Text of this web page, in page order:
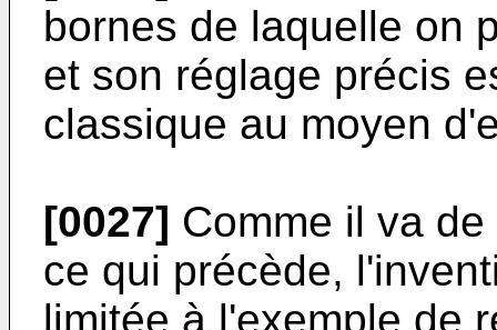
bornes de laquelle on
et son réglage précis
classique au moyen
[0027] Comme il va
ce qui précède,
limitée à l'exemple de